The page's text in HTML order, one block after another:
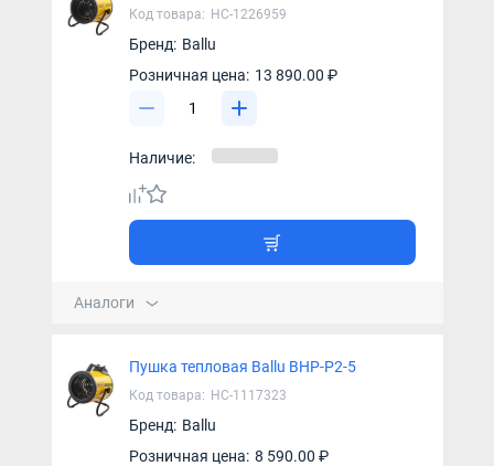
Код товара: НС-1226959
Бренд: Ballu
Розничная цена: 13 890.00 ₽
Наличие:
Аналоги
Пушка тепловая Ballu BHP-P2-5
Код товара: НС-1117323
Бренд: Ballu
Розничная цена: 8 590.00 ₽